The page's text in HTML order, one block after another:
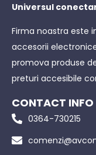
Universul
Firma noastra este
accesorii
promova produse
preturi accesibile
CONTACT INFO
0364-730215